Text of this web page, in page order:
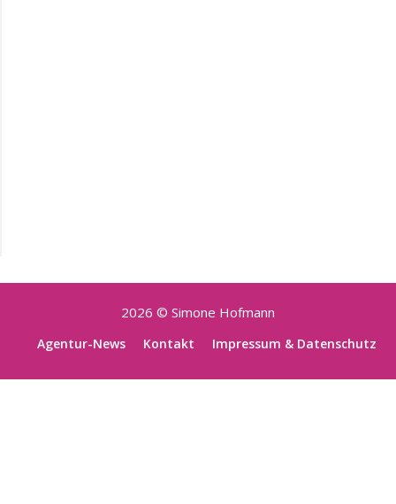
2026 © Simone Hofmann
Agentur-News Kontakt Impressum & Datenschutz